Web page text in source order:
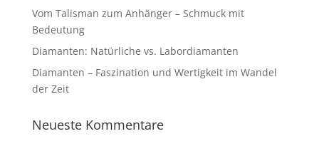
Vom Talisman zum Anhänger – Schmuck mit
Bedeutung
Diamanten: Natürliche vs. Labordiamanten
Diamanten – Faszination und Wertigkeit im Wandel
der Zeit
Neueste Kommentare